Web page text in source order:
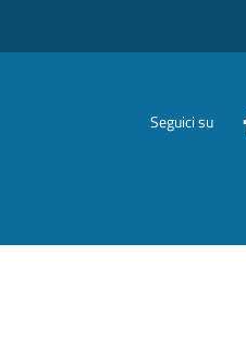
Seguici su